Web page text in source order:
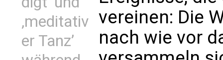
‚meditativ
er Tanz’
vereinen: Die
nach wie vor